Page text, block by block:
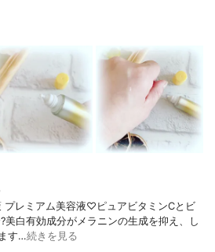
プレミアム美容液♡ピュアビタミンCとビ
美白有効成分がメラニンの生成を抑え、し
す…続きを見る